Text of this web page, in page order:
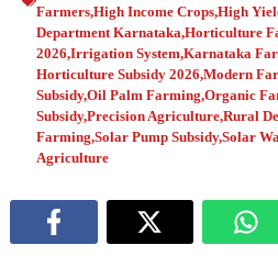
Farmers,High Income Crops,High
Department Karnataka,Horticulture
2026,Irrigation System,Karnataka
Horticulture Subsidy 2026,Modern
Subsidy,Oil Palm Farming,Organic
Subsidy,Precision Agriculture,Rural
Farming,Solar Pump Subsidy,Solar
Agriculture